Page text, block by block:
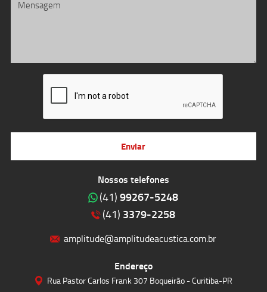
Nossos telefones
(41) 99267-5248
(41) 3379-2258
amplitude@amplitudeacustica.com.br
Endereço
Rua Pastor Carlos Frank 307 Boqueirão - Curitiba-PR
Enviar